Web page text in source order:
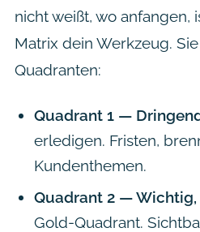
nicht weißt, wo anfangen,
Matrix dein Werkzeug.
Quadranten:
Quadrant 1 —
erledigen. Fristen,
Kundenthemen.
Quadrant 2 —
Gold-Quadrant.